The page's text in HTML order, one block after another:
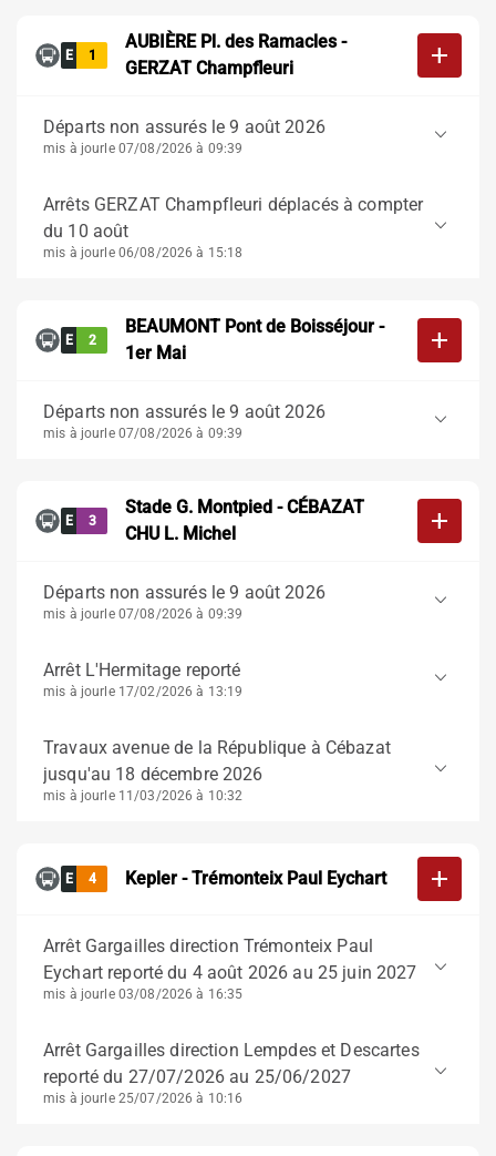
E 1
AUBIÈRE Pl. des Ramacles -
GERZAT Champfleuri
add
Départs non assurés le 9 août 2026
mis à jour le 07/08/2026 à 09:39 keyboard_arrow_down
Arrêts GERZAT Champfleuri déplacés à compter
du 10 août
mis à jour le 06/08/2026 à 15:18
keyboard_arrow_down
E 2
BEAUMONT Pont de Boisséjour -
1er Mai
add
Départs non assurés le 9 août 2026
mis à jour le 07/08/2026 à 09:39 keyboard_arrow_down
E 3
Stade G. Montpied - CÉBAZAT
CHU L. Michel
add
Départs non assurés le 9 août 2026
mis à jour le 07/08/2026 à 09:39 keyboard_arrow_down
Arrêt L'Hermitage reporté
mis à jour le 17/02/2026 à 13:19 keyboard_arrow_down
Travaux avenue de la République à Cébazat
jusqu'au 18 décembre 2026
mis à jour le 11/03/2026 à 10:32
keyboard_arrow_down
E 4 Kepler - Trémonteix Paul Eychart add
Arrêt Gargailles direction Trémonteix Paul
Eychart reporté du 4 août 2026 au 25 juin 2027
mis à jour le 03/08/2026 à 16:35
keyboard_arrow_down
Arrêt Gargailles direction Lempdes et Descartes
reporté du 27/07/2026 au 25/06/2027
mis à jour le 25/07/2026 à 10:16
keyboard_arrow_down